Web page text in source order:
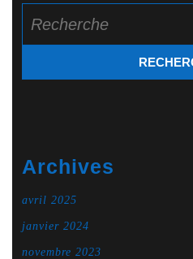
for:
Archives
avril 2025
janvier 2024
novembre 2023